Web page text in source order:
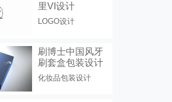
里VI设计
LOGO设计
刷博士中国风牙
刷套盒包装设计
化妆品包装设计